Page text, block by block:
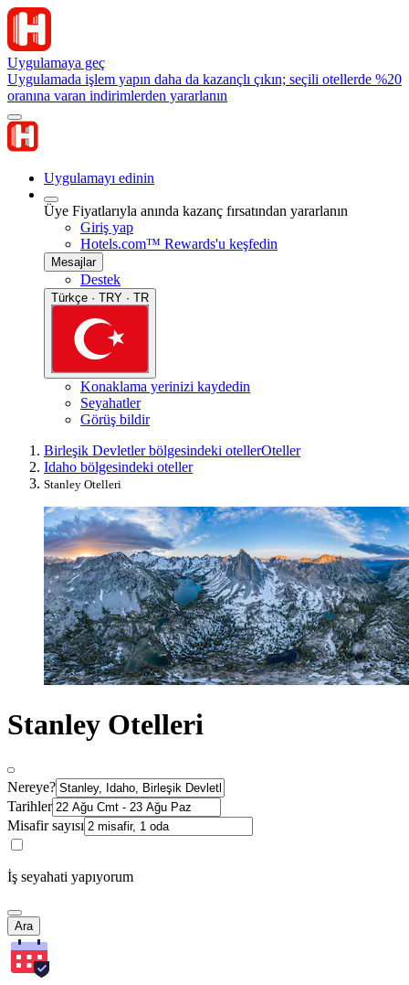
Uygulamaya geç
Uygulamada işlem yapın daha da kazançlı çıkın; seçili otellerde %20
oranına varan indirimlerden yararlanın
Uygulamayı edinin
Üye Fiyatlarıyla anında kazanç fırsatından yararlanın
Giriş yap
Hotels.com™ Rewards'u keşfedin
Mesajlar
Destek
Türkçe · TRY · TR
Konaklama yerinizi kaydedin
Seyahatler
Görüş bildir
Birleşik Devletler bölgesindeki otellerOteller
Idaho bölgesindeki oteller
Stanley Otelleri
Stanley Otelleri
Nereye?
Tarihler
Misafir sayısı
İş seyahati yapıyorum
Ara